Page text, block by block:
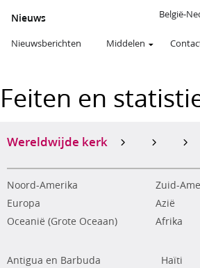
Nieuws
Nieuwsberichten Middelen
België-
Feiten en
Wereldwijde kerk
Noord-Amerika
Zuid-
Europa
Azië
Oceanië (Grote Oceaan)
Afrika
Antigua en Barbuda
Haïti